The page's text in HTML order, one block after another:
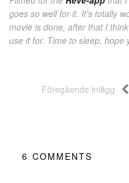
goes so well for it. It’s totally
movie is done, after that I
use it for. Time to sleep, hope
Föregående inlägg
6 COMMENTS